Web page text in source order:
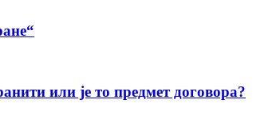
или је то предмет договора?